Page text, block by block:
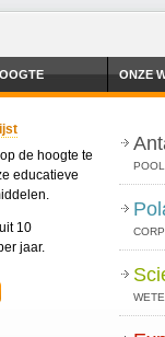
de hoogte te
educatieve
10
jaar.
ONZE